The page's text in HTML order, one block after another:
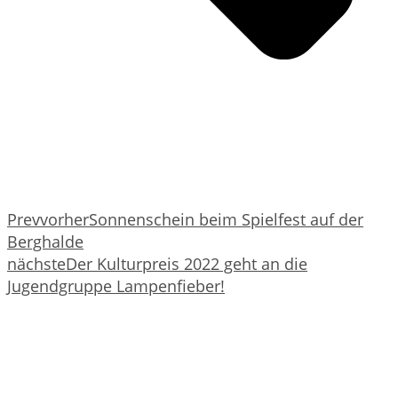
PrevvorherSonnenschein beim Spielfest auf der
Berghalde
nächsteDer Kulturpreis 2022 geht an die
Jugendgruppe Lampenfieber!